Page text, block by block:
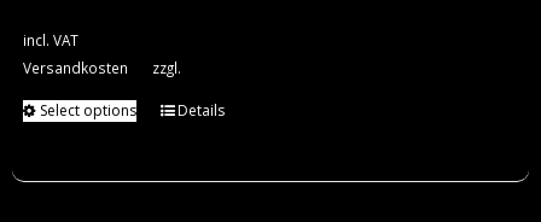
incl. VAT
zzgl.
Versandkosten
Select options Details